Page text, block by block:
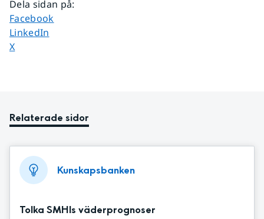
Dela sidan på:
Dela sidan på
Facebook
Dela sidan på
LinkedIn
Dela sidan på
X
Relaterade sidor
Kunskapsbanken
Tolka SMHIs väderprognoser